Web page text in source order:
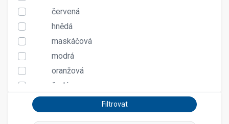
červená
hnědá
maskáčová
modrá
oranžová
šedá
žlutá